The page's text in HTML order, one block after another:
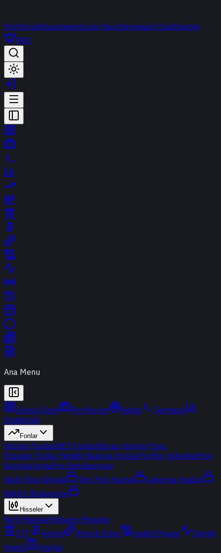
PortföyümFavorilerimCanlı YayınTerminalt-ChatDestek
PRO
Ana Menu
Günün Özeti Portföyüm Radar
Terminal
Endeksler
Fonlar
Yatırım FonlarıBES FonlarıBorsa Yatırım Fonu
Popüler Fonlar YeniBir Bakışta FonlarPortföy ŞirketleriFon
KarşılaştırmaFon Simülasyonu
Akıllı Para Sinyali
Ters Fon Arama
Çakışma Analizi
Sektör Rotasyonu
Hisseler
Yerli HisselerYabancı Hisseler
ETF
Kripto Altın & Döviz Vadeli Piyasa
Teknik
Analiz
Araçlar